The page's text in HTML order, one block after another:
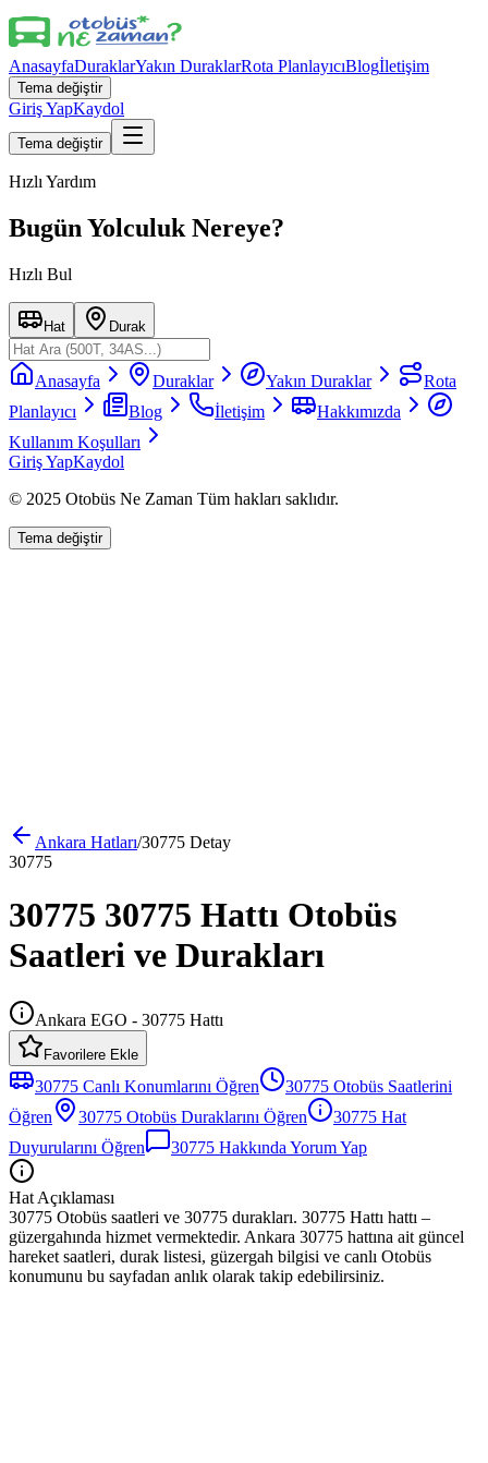
AnasayfaDuraklarYakın DuraklarRota PlanlayıcıBlogİletişim
Tema değiştir
Giriş YapKaydol
Tema değiştir
Hızlı Yardım
Bugün Yolculuk Nereye?
Hızlı Bul
Hat Durak
Anasayfa Duraklar Yakın Duraklar
Rota
Planlayıcı
Blog İletişim
Hakkımızda
Kullanım Koşulları
Giriş YapKaydol
© 2025 Otobüs Ne Zaman Tüm hakları saklıdır.
Tema değiştir
Ankara Hatları/30775 Detay
30775
30775 30775 Hattı Otobüs
Saatleri ve Durakları
Ankara EGO - 30775 Hattı
Favorilere Ekle
30775 Canlı Konumlarını Öğren 30775 Otobüs Saatlerini
Öğren
30775 Otobüs Duraklarını Öğren 30775 Hat
Duyurularını Öğren
30775 Hakkında Yorum Yap
Hat Açıklaması
30775 Otobüs saatleri ve 30775 durakları. 30775 Hattı hattı –
güzergahında hizmet vermektedir. Ankara 30775 hattına ait güncel
hareket saatleri, durak listesi, güzergah bilgisi ve canlı Otobüs
konumunu bu sayfadan anlık olarak takip edebilirsiniz.